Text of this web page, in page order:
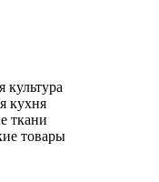
культура
кухня
ткани
товары